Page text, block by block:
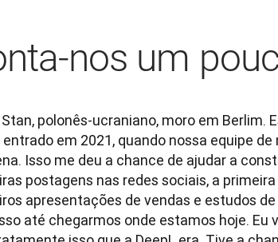
nos um
polonês-ucraniano, moro em Berlim.
em 2021, quando nossa equipe
Isso me deu a chance de ajudar a
postagens nas redes sociais, a
apresentações de vendas e estudos
até chegarmos onde estamos hoje. Eu